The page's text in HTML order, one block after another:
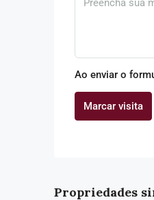
Ao enviar o
Marcar visita
Propriedades